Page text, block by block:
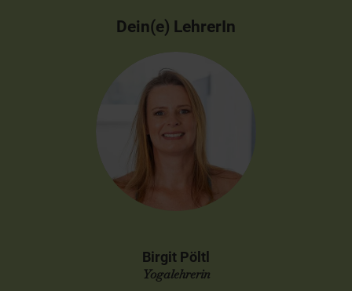
Dein(e) LehrerIn
Birgit Pöltl
Yogalehrerin